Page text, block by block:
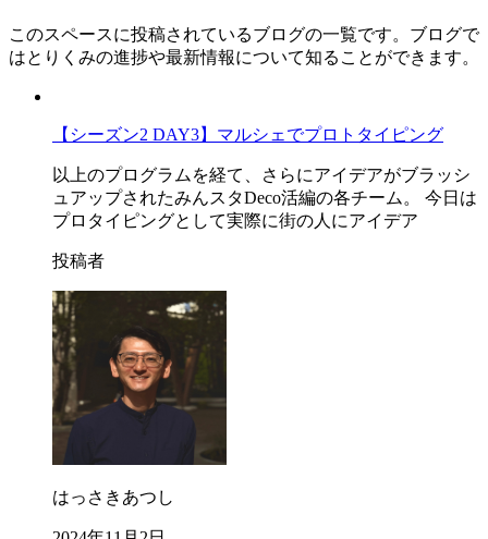
このスペースに投稿されているブログの一覧です。ブログで
はとりくみの進捗や最新情報について知ることができます。
【シーズン2 DAY3】マルシェでプロトタイピング
以上のプログラムを経て、さらにアイデアがブラッシ
ュアップされたみんスタDeco活編の各チーム。 今日は
プロタイピングとして実際に街の人にアイデア
投稿者
はっさきあつし